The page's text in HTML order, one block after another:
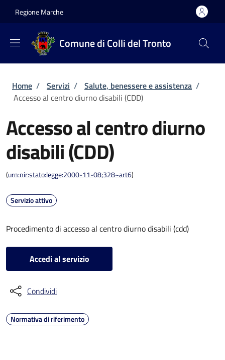
Regione Marche
Comune di Colli del Tronto
Briciole di pane
Home / Servizi / Salute, benessere e assistenza /
Accesso al centro diurno disabili (CDD)
Accesso al centro diurno
disabili (CDD)
(urn:nir:stato:legge:2000-11-08;328~art6)
Servizio attivo
Procedimento di accesso al centro diurno disabili (cdd)
Accedi al servizio
Condividi
Normativa di riferimento